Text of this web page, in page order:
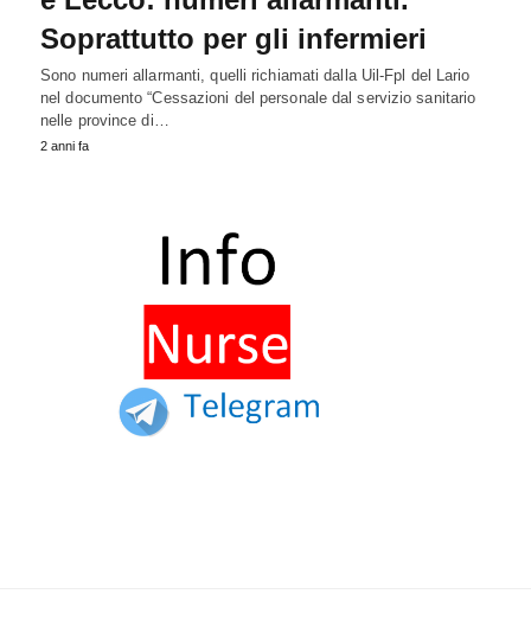
Soprattutto per gli infermieri
Sono numeri allarmanti, quelli richiamati dalla Uil-Fpl del Lario
nel documento “Cessazioni del personale dal servizio sanitario
nelle province di…
2 anni fa